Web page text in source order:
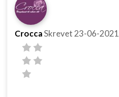
CroccaSkrevet 23-06-2021